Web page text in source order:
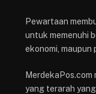
Pewartaan
untuk memenuhi
ekonomi, maupun
MerdekaPos.com
yang terarah